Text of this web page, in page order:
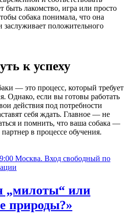
быть лакомство, игра или просто
собака понимала, что она
заслуживает положительного
к успеху
— это процесс, который требует
Однако, если вы готовы работать
действия под потребности
себя ждать. Главное — не
и помнить, что ваша собака —
в процессе обучения.
Москва. Вход свободный по
„милоты“ или
природы?»